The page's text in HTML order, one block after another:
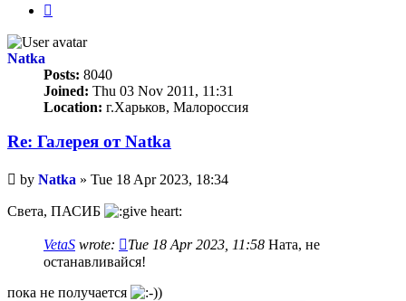
Natka
Posts: 8040
Joined: Thu 03 Nov 2011, 11:31
Location: г.Харьков, Малороссия
Re: Галерея от Natka
Unread
post
by Natka » Tue 18 Apr 2023, 18:34
Света, ПАСИБ
VetaS wrote: Tue 18 Apr 2023, 11:58 Ната, не
останавливайся!
пока не получается